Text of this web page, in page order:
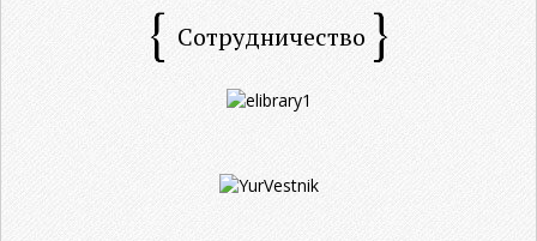
Сотрудничество